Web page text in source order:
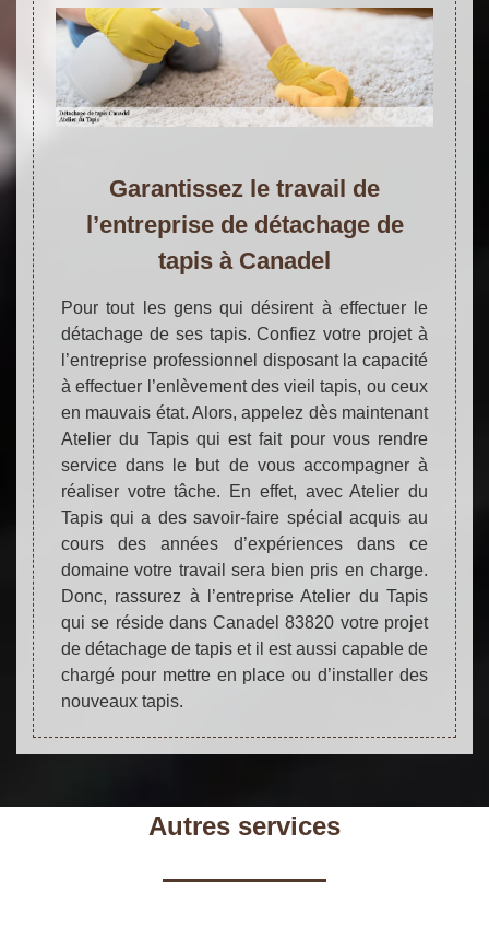
Garantissez le travail de
l’entreprise de détachage de
tapis à Canadel
Pour tout les gens qui désirent à effectuer le
détachage de ses tapis. Confiez votre projet à
l’entreprise professionnel disposant la capacité
à effectuer l’enlèvement des vieil tapis, ou ceux
en mauvais état. Alors, appelez dès maintenant
Atelier du Tapis qui est fait pour vous rendre
service dans le but de vous accompagner à
réaliser votre tâche. En effet, avec Atelier du
Tapis qui a des savoir-faire spécial acquis au
cours des années d’expériences dans ce
domaine votre travail sera bien pris en charge.
Donc, rassurez à l’entreprise Atelier du Tapis
qui se réside dans Canadel 83820 votre projet
de détachage de tapis et il est aussi capable de
chargé pour mettre en place ou d’installer des
nouveaux tapis.
Autres services